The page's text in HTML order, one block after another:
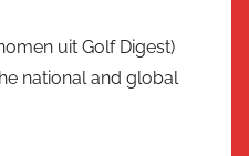
uit Golf Digest)
national and global